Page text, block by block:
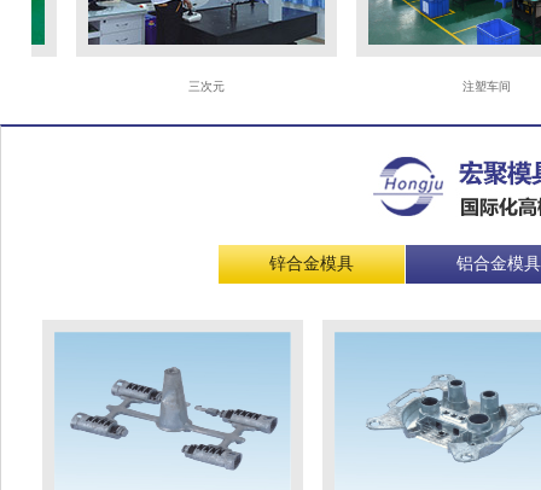
注塑车间
锌合金模具 铝合金模具